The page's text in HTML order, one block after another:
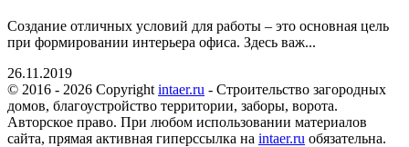
Создание отличных условий для работы – это основная цель
при формировании интерьера офиса. Здесь важ...
26.11.2019
© 2016 - 2026 Copyright intaer.ru - Cтроительство загородных
домов, благоустройство территории, заборы, ворота.
Авторское право. При любом использовании материалов
сайта, прямая активная гиперссылка на intaer.ru обязательна.